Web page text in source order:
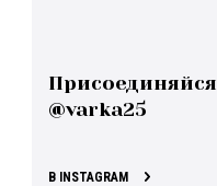
Присоединяйся
@varka25
В INSTAGRAM